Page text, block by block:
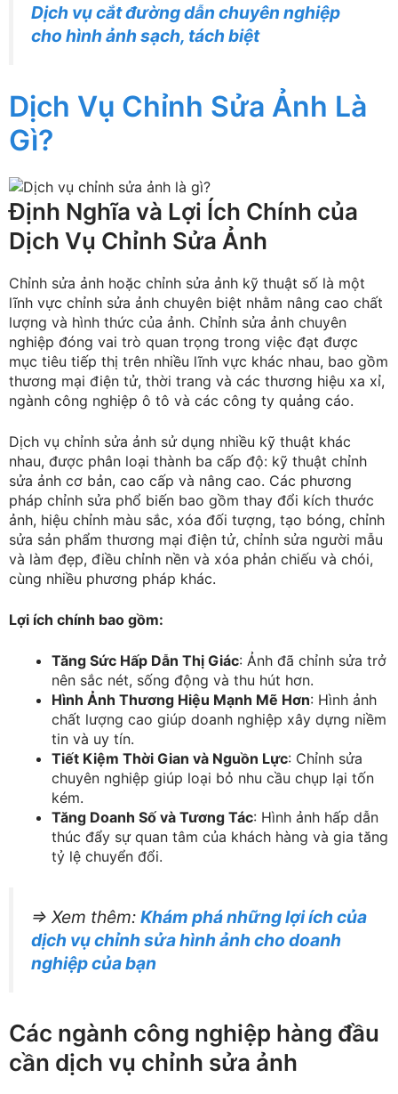
Dịch vụ cắt đường dẫn chuyên nghiệp
cho hình ảnh sạch, tách biệt
Dịch Vụ Chỉnh Sửa Ảnh Là
Gì?
Định Nghĩa và Lợi Ích Chính của
Dịch Vụ Chỉnh Sửa Ảnh
Chỉnh sửa ảnh hoặc chỉnh sửa ảnh kỹ thuật số là một
lĩnh vực chỉnh sửa ảnh chuyên biệt nhằm nâng cao chất
lượng và hình thức của ảnh. Chỉnh sửa ảnh chuyên
nghiệp đóng vai trò quan trọng trong việc đạt được
mục tiêu tiếp thị trên nhiều lĩnh vực khác nhau, bao gồm
thương mại điện tử, thời trang và các thương hiệu xa xỉ,
ngành công nghiệp ô tô và các công ty quảng cáo.
Dịch vụ chỉnh sửa ảnh sử dụng nhiều kỹ thuật khác
nhau, được phân loại thành ba cấp độ: kỹ thuật chỉnh
sửa ảnh cơ bản, cao cấp và nâng cao. Các phương
pháp chỉnh sửa phổ biến bao gồm thay đổi kích thước
ảnh, hiệu chỉnh màu sắc, xóa đối tượng, tạo bóng, chỉnh
sửa sản phẩm thương mại điện tử, chỉnh sửa người mẫu
và làm đẹp, điều chỉnh nền và xóa phản chiếu và chói,
cùng nhiều phương pháp khác.
Lợi ích chính bao gồm:
Tăng Sức Hấp Dẫn Thị Giác: Ảnh đã chỉnh sửa trở
nên sắc nét, sống động và thu hút hơn.
Hình Ảnh Thương Hiệu Mạnh Mẽ Hơn: Hình ảnh
chất lượng cao giúp doanh nghiệp xây dựng niềm
tin và uy tín.
Tiết Kiệm Thời Gian và Nguồn Lực: Chỉnh sửa
chuyên nghiệp giúp loại bỏ nhu cầu chụp lại tốn
kém.
Tăng Doanh Số và Tương Tác: Hình ảnh hấp dẫn
thúc đẩy sự quan tâm của khách hàng và gia tăng
tỷ lệ chuyển đổi.
=> Xem thêm: Khám phá những lợi ích của
dịch vụ chỉnh sửa hình ảnh cho doanh
nghiệp của bạn
Các ngành công nghiệp hàng đầu
cần dịch vụ chỉnh sửa ảnh